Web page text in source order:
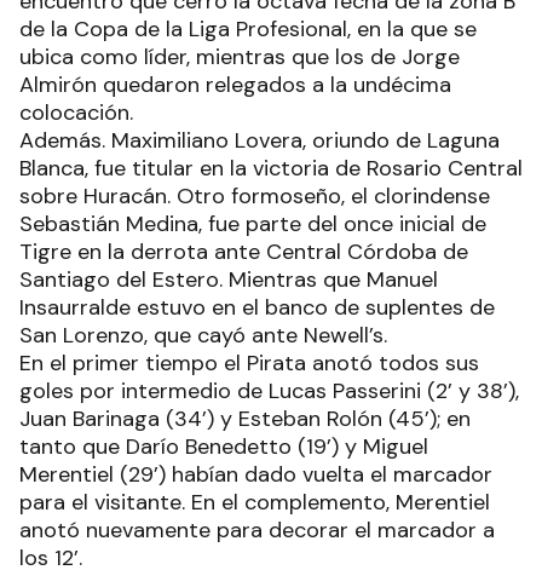
de la Copa de la Liga Profesional, en la que se
ubica como líder, mientras que los de Jorge
Almirón quedaron relegados a la undécima
colocación.
Además. Maximiliano Lovera, oriundo de Laguna
Blanca, fue titular en la victoria de Rosario Central
sobre Huracán. Otro formoseño, el clorindense
Sebastián Medina, fue parte del once inicial de
Tigre en la derrota ante Central Córdoba de
Santiago del Estero. Mientras que Manuel
Insaurralde estuvo en el banco de suplentes de
San Lorenzo, que cayó ante Newell’s.
En el primer tiempo el Pirata anotó todos sus
goles por intermedio de Lucas Passerini (2’ y 38’),
Juan Barinaga (34’) y Esteban Rolón (45’); en
tanto que Darío Benedetto (19’) y Miguel
Merentiel (29’) habían dado vuelta el marcador
para el visitante. En el complemento, Merentiel
anotó nuevamente para decorar el marcador a
los 12’.